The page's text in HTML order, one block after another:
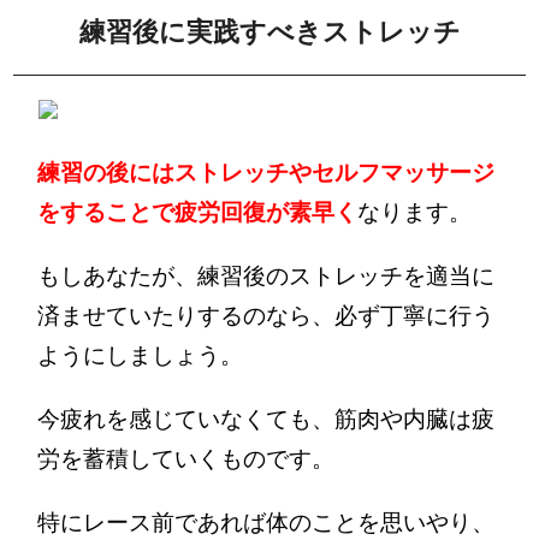
練習後に実践すべきストレッチ
練習の後にはストレッチやセルフマッサージ
をすることで疲労回復が素早く なります。
もしあなたが、練習後のストレッチを適当に
済ませていたりするのなら、必ず丁寧に行う
ようにしましょう。
今疲れを感じていなくても、筋肉や内臓は疲
労を蓄積していくものです。
特にレース前であれば体のことを思いやり、